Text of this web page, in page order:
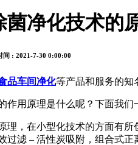
菌净化技术的
: 2021-7-30 0:00:00
品车间净化等产品和服务的知
作用原理是什么呢？下面我们
理，在小型化技术的方面有
过滤 – 活性炭吸附，组合式